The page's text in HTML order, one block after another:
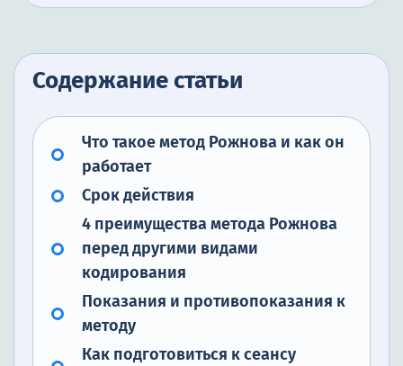
Содержание статьи
Что такое метод Рожнова и как он
работает
Срок действия
4 преимущества метода Рожнова
перед другими видами
кодирования
Показания и противопоказания к
методу
Как подготовиться к сеансу